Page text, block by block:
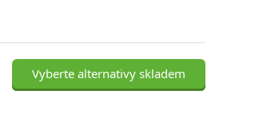
Vyberte alternativy skladem